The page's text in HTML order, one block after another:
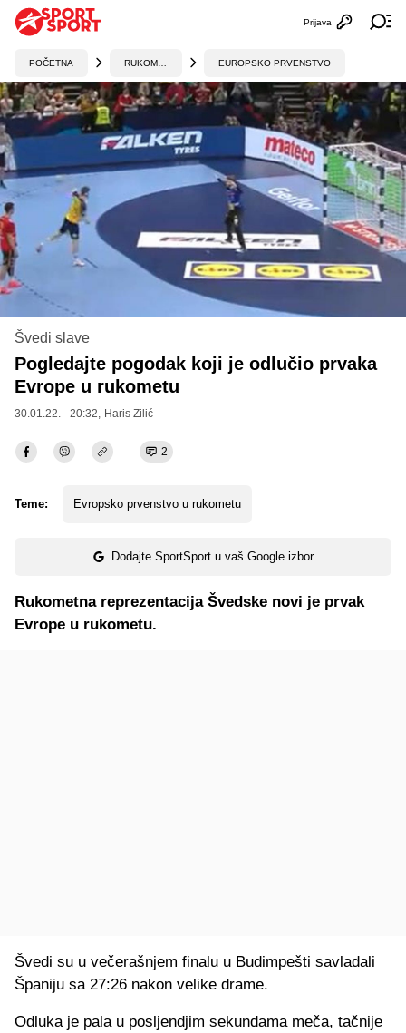
Otvori
Prijava
POČETNA EUROPSKO PRVENSTVO
Švedi slave
Pogledajte pogodak koji je odlučio prvaka
Evrope u rukometu
30.01.22. - 20:32, Haris Zilić
2
Teme: Evropsko prvenstvo u rukometu
Dodajte SportSport u vaš Google izbor
Rukometna reprezentacija Švedske novi je prvak
Evrope u rukometu.
Švedi su u večerašnjem finalu u Budimpešti savladali
Španiju sa 27:26 nakon velike drame.
Odluka je pala u posljendjim sekundama meča, tačnije